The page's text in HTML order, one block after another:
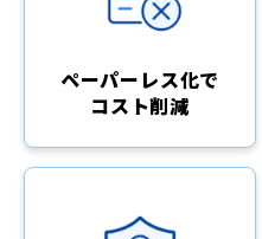
ペーパーレス化で
コスト削減